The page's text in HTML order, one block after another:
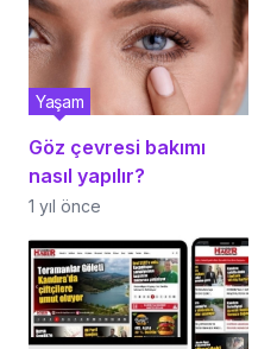
Göz çevresi bakımı
nasıl yapılır?
Yaşam
1 yıl önce